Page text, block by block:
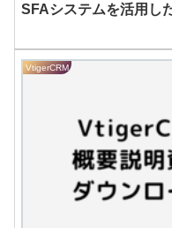
SFAシステムを活用し
VtigerCRM